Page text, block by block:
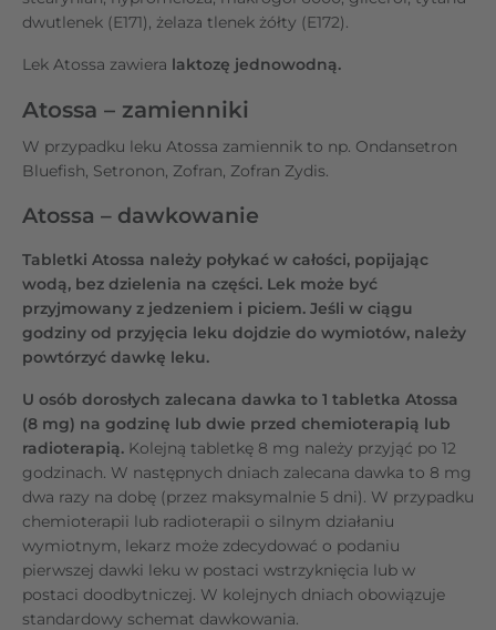
dwutlenek (E171), żelaza tlenek żółty (E172).
Lek Atossa zawiera laktozę jednowodną.
Atossa – zamienniki
W przypadku leku Atossa zamiennik to np. Ondansetron
Bluefish, Setronon, Zofran, Zofran Zydis.
Atossa – dawkowanie
Tabletki Atossa należy połykać w całości, popijając
wodą, bez dzielenia na części. Lek może być
przyjmowany z jedzeniem i piciem. Jeśli w ciągu
godziny od przyjęcia leku dojdzie do wymiotów, należy
powtórzyć dawkę leku.
U osób dorosłych zalecana dawka to 1 tabletka Atossa
(8 mg) na godzinę lub dwie przed chemioterapią lub
radioterapią. Kolejną tabletkę 8 mg należy przyjąć po 12
godzinach. W następnych dniach zalecana dawka to 8 mg
dwa razy na dobę (przez maksymalnie 5 dni). W przypadku
chemioterapii lub radioterapii o silnym działaniu
wymiotnym, lekarz może zdecydować o podaniu
pierwszej dawki leku w postaci wstrzyknięcia lub w
postaci doodbytniczej. W kolejnych dniach obowiązuje
standardowy schemat dawkowania.